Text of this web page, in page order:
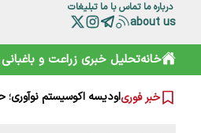
درباره ما تماس با ما تبلیغات
about us
خانهتحلیل خبری زراعت و باغبانی
خبر فوری
نقش HACCP در ارتقای ایمنی غذایی و کاهش خطرات تولید
تقویم نوغانداری در
اودیسه اکوسیستم